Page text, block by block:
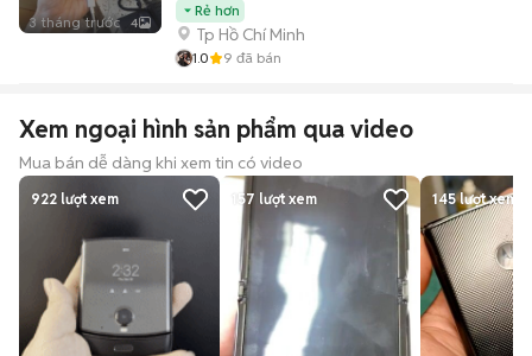
3 tháng trước 4
Rẻ hơn
Tp Hồ Chí Minh
1.0 9 đã bán
Xem ngoại hình sản phẩm qua video
Mua bán dễ dàng khi xem tin có video
922 lượt xem 157 lượt xem 145lượt xem